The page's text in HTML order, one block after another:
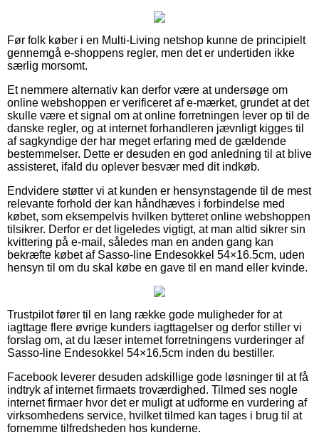
Før folk køber i en Multi-Living netshop kunne de principielt
gennemgå e-shoppens regler, men det er undertiden ikke
særlig morsomt.
Et nemmere alternativ kan derfor være at undersøge om
online webshoppen er verificeret af e-mærket, grundet at det
skulle være et signal om at online forretningen lever op til de
danske regler, og at internet forhandleren jævnligt kigges til
af sagkyndige der har meget erfaring med de gældende
bestemmelser. Dette er desuden en god anledning til at blive
assisteret, ifald du oplever besvær med dit indkøb.
Endvidere støtter vi at kunden er hensynstagende til de mest
relevante forhold der kan håndhæves i forbindelse med
købet, som eksempelvis hvilken bytteret online webshoppen
tilsikrer. Derfor er det ligeledes vigtigt, at man altid sikrer sin
kvittering på e-mail, således man en anden gang kan
bekræfte købet af Sasso-line Endesokkel 54×16.5cm, uden
hensyn til om du skal købe en gave til en mand eller kvinde.
Trustpilot fører til en lang række gode muligheder for at
iagttage flere øvrige kunders iagttagelser og derfor stiller vi
forslag om, at du læser internet forretningens vurderinger af
Sasso-line Endesokkel 54×16.5cm inden du bestiller.
Facebook leverer desuden adskillige gode løsninger til at få
indtryk af internet firmaets troværdighed. Tilmed ses nogle
internet firmaer hvor det er muligt at udforme en vurdering af
virksomhedens service, hvilket tilmed kan tages i brug til at
fornemme tilfredsheden hos kunderne.